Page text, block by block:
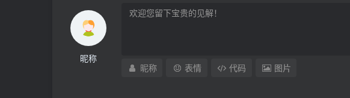
昵称
昵称 表情 代码 图片